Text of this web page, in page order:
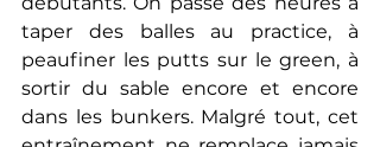
taper des balles au practice, à
peaufiner les putts sur le green, à
sortir du sable encore et encore
dans les bunkers. Malgré tout, cet